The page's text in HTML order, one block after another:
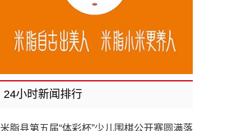
24小时新闻排行
米脂县第五届“体彩杯”少儿围棋公开赛圆满落